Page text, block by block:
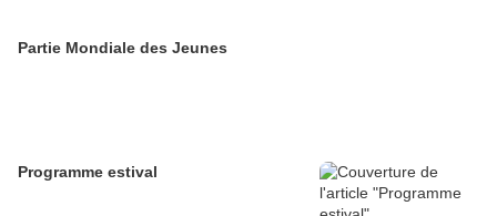
Partie Mondiale des Jeunes
Programme estival